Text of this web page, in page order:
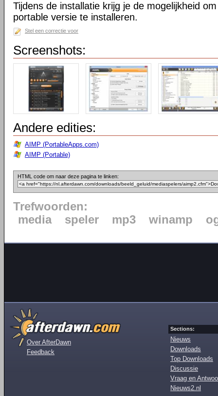
Tijdens de installatie krijg je de mogelijkheid
portable versie te installeren.
Stel een correctie voor
Screenshots:
Andere edities:
AIMP (PortableApps.com)
AIMP (Portable)
HTML code om naar deze pagina te linken:
Trefwoorden:
media
speler mp3 winamp
Over AfterDawn
Feedback
Sections:
Nieuws
Downloads
Top Downloads
Discussie
Vraag en
Nieuws2.nl